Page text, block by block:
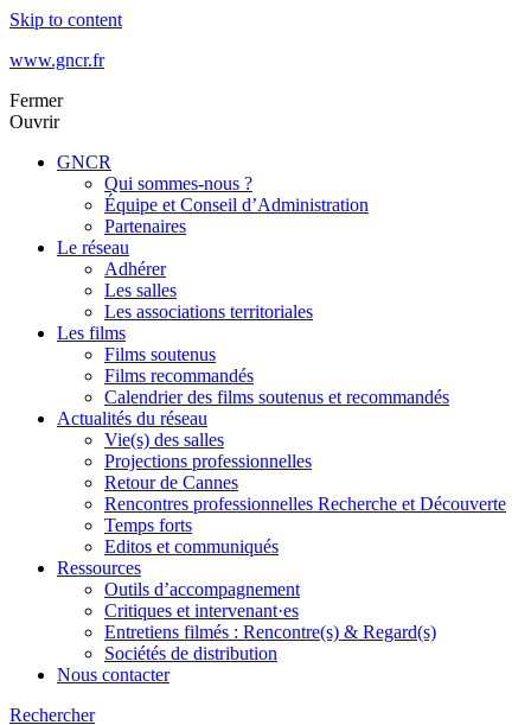
Skip to content
www.gncr.fr
Fermer
Ouvrir
GNCR
Qui sommes-nous ?
Équipe et Conseil d’Administration
Partenaires
Le réseau
Adhérer
Les salles
Les associations territoriales
Les films
Films soutenus
Films recommandés
Calendrier des films soutenus et recommandés
Actualités du réseau
Vie(s) des salles
Projections professionnelles
Retour de Cannes
Rencontres professionnelles Recherche et Découverte
Temps forts
Editos et communiqués
Ressources
Outils d’accompagnement
Critiques et intervenant·es
Entretiens filmés : Rencontre(s) & Regard(s)
Sociétés de distribution
Nous contacter
Rechercher